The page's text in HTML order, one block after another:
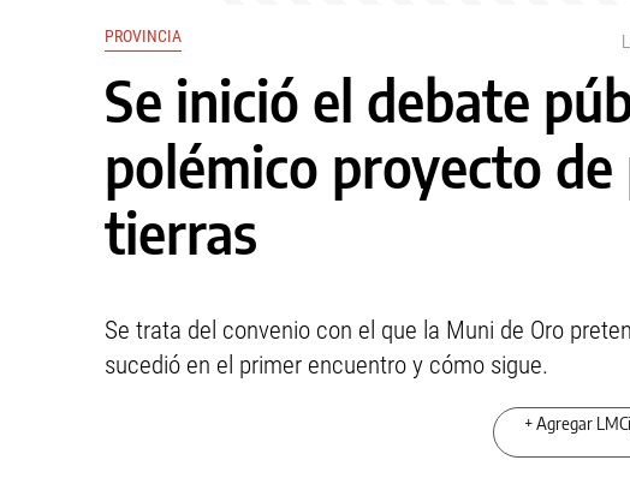
PROVINCIA
Se inició el debate
polémico proyecto
tierras
Se trata del convenio con el que la Muni de Oro
sucedió en el primer encuentro y cómo sigue.
+ Agregar